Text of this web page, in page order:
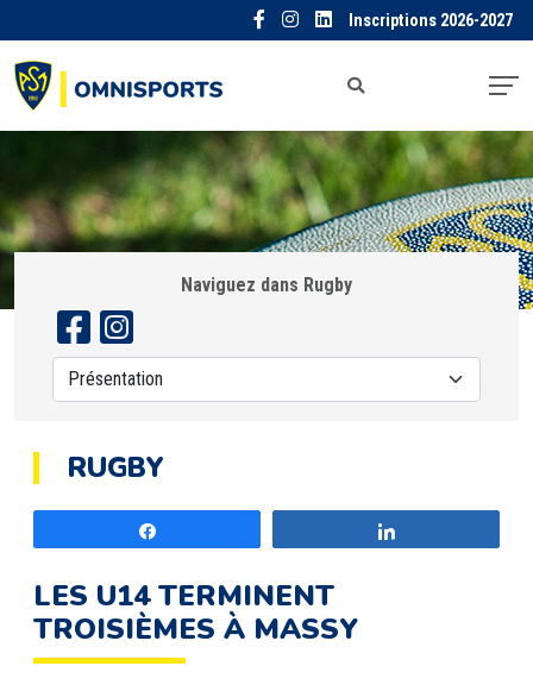
Inscriptions 2026-2027
Naviguez dans Rugby
RUGBY
LES U14 TERMINENT
TROISIÈMES À MASSY